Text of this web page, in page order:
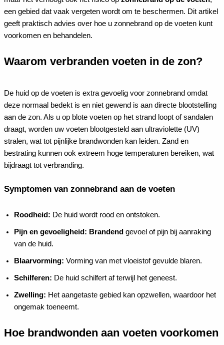
een gebied dat vaak vergeten wordt om te beschermen. Dit artikel
geeft praktisch advies over hoe u zonnebrand op de voeten kunt
voorkomen en behandelen.
Waarom verbranden voeten in de zon?
De huid op de voeten is extra gevoelig voor zonnebrand omdat
deze normaal bedekt is en niet gewend is aan directe blootstelling
aan de zon. Als u op blote voeten op het strand loopt of sandalen
draagt, worden uw voeten blootgesteld aan ultraviolette (UV)
stralen, wat tot pijnlijke brandwonden kan leiden. Zand en
bestrating kunnen ook extreem hoge temperaturen bereiken, wat
bijdraagt tot verbranding.
Symptomen van zonnebrand aan de voeten
Roodheid: De huid wordt rood en ontstoken.
Pijn en gevoeligheid: Brandend gevoel of pijn bij aanraking
van de huid.
Blaarvorming: Vorming van met vloeistof gevulde blaren.
Schilferen: De huid schilfert af terwijl het geneest.
Zwelling: Het aangetaste gebied kan opzwellen, waardoor het
ongemak toeneemt.
Hoe brandwonden aan voeten voorkomen